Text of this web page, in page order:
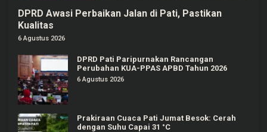
DPRD Awasi Perbaikan Jalan di Pati, Pastikan
Kualitas
6 Agustus 2026
DPRD Pati Paripurnakan Rancangan
Perubahan KUA-PPAS APBD Tahun 2026
6 Agustus 2026
Prakiraan Cuaca Pati Jumat Besok: Cerah
dengan Suhu Capai 31 °C